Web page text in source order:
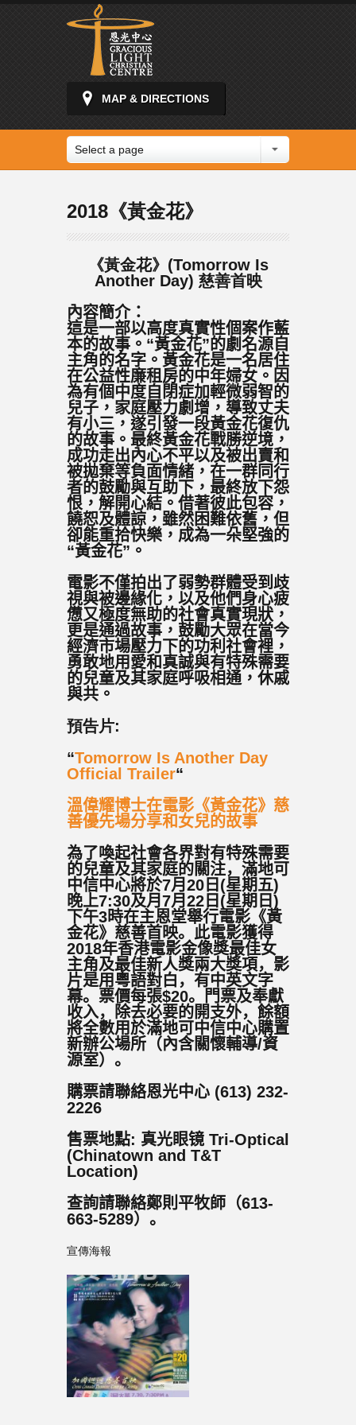
MAP & DIRECTIONS
Select a page
2018《黃金花》
《黃金花》(Tomorrow Is
Another Day) 慈善首映
內容簡介：
這是一部以高度真實性個案作藍
本的故事。“黃金花”的劇名源自
主角的名字。黃金花是一名居住
在公益性廉租房的中年婦女。因
為有個中度自閉症加輕微弱智的
兒子，家庭壓力劇增，導致丈夫
有小三，遂引發一段黃金花復仇
的故事。最終黃金花戰勝逆境，
成功走出內心不平以及被出賣和
被拋棄等負面情緒，在一群同行
者的鼓勵與互助下，最終放下怨
恨，解開心結。借著彼此包容，
饒恕及體諒，雖然困難依舊，但
卻能重拾快樂，成為一朵堅強的
“黃金花”。
電影不僅拍出了弱勢群體受到歧
視與被邊緣化，以及他們身心疲
憊又極度無助的社會真實現狀，
更是通過故事，鼓勵大眾在當今
經濟市場壓力下的功利社會裡，
勇敢地用愛和真誠與有特殊需要
的兒童及其家庭呼吸相通，休戚
與共。
預告片:
“Tomorrow Is Another Day
Official Trailer“
溫偉耀博士在電影《黃金花》慈
善優先場分享和女兒的故事
為了喚起社會各界對有特殊需要
的兒童及其家庭的關注，滿地可
中信中心將於7月 20 日 (星期五)
晚上7:30及月 7月 22 日 (星期日 )
下午3時在主恩堂舉行電影《黃
金花》慈善首映。此電影獲得
2018年香港電影金像獎最佳女
主角及最佳新人獎兩大獎項，影
片是用粵語對白，有中英文字
幕。票價每張$20。門票及奉獻
收入，除去必要的開支外，餘額
將全數用於滿地可中信中心購置
新辦公場所（內含關懷輔導/資
源室）。
購票請聯絡恩光中心 (613) 232-
2226
售票地點: 真光眼镜 Tri-Optical
(Chinatown and T&T
Location)
查詢請聯絡鄭則平牧師（613-
663-5289）。
宣傳海報